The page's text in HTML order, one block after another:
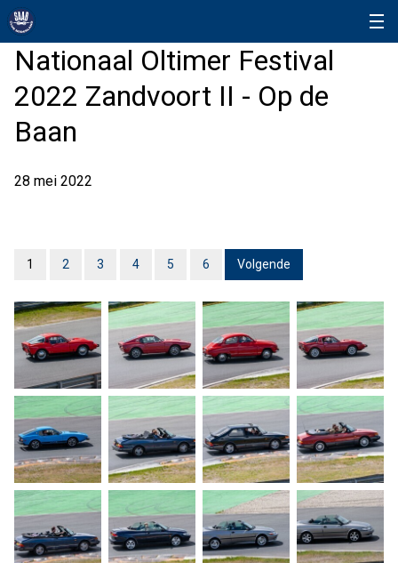
Nationaal Oltimer Festival
2022 Zandvoort II - Op de
Baan
28 mei 2022
1 2 3 4 5 6 Volgende